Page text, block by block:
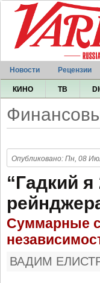
Новости Рецензии
КИНО ТВ
Опубликовано: Пн, 08
“Гадкий
Суммарные
ВАДИМ